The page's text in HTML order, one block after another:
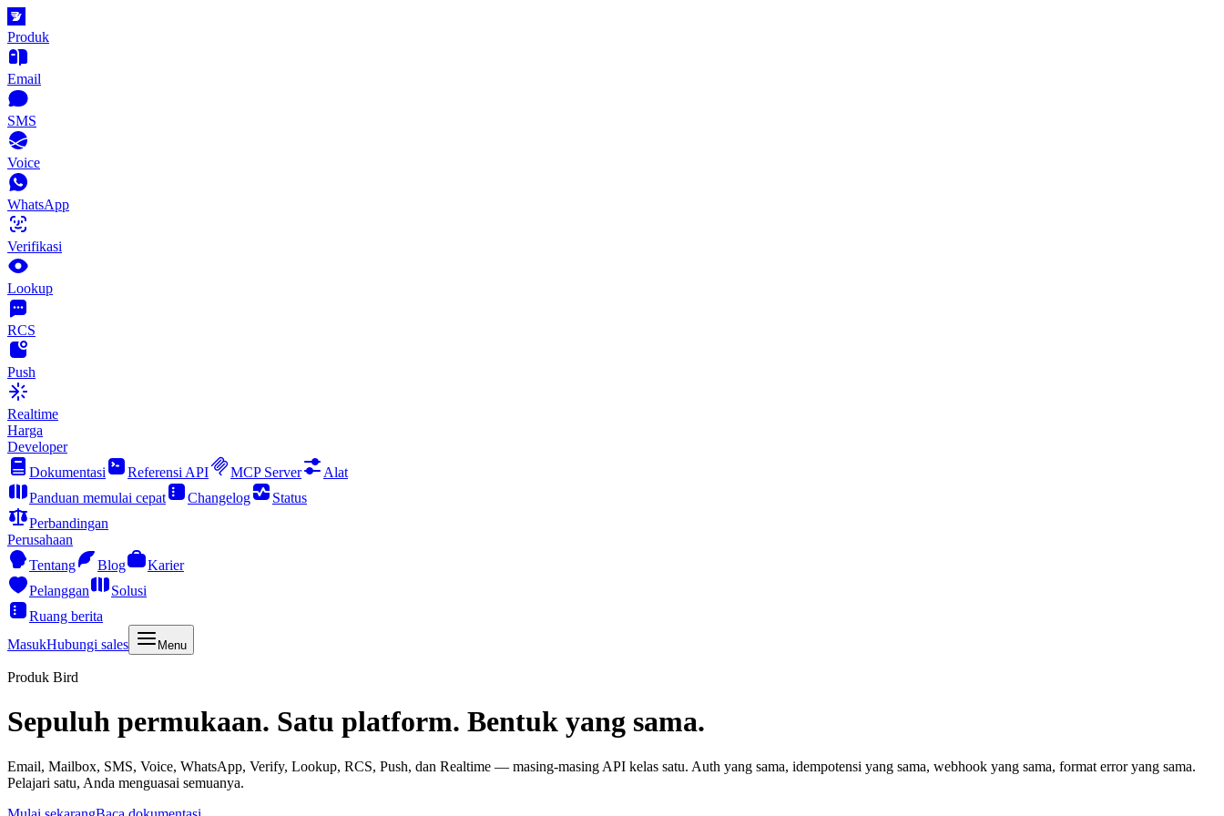
Produk
Email
SMS
Voice
WhatsApp
Verifikasi
Lookup
RCS
Push
Realtime
Harga
Developer
Dokumentasi
Referensi API MCP Server
Alat
Panduan memulai cepat
Changelog
Status
Perbandingan
Perusahaan
Tentang
Blog
Karier
Pelanggan
Solusi
Ruang berita
MasukHubungi sales Menu
Produk Bird
Sepuluh permukaan. Satu platform. Bentuk yang sama.
Email, Mailbox, SMS, Voice, WhatsApp, Verify, Lookup, RCS, Push, dan Realtime — masing-masing API kelas satu. Auth yang sama, idempotensi yang sama, webhook yang sama, format error yang sama.
Pelajari satu, Anda menguasai semuanya.